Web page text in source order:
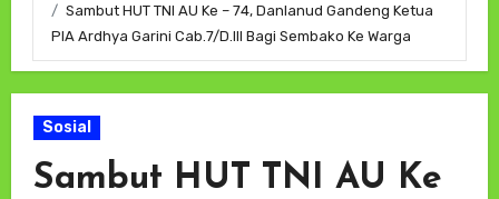
Sambut HUT TNI AU Ke – 74, Danlanud Gandeng Ketua
PIA Ardhya Garini Cab.7/D.III Bagi Sembako Ke Warga
Sosial
Sambut HUT TNI AU Ke